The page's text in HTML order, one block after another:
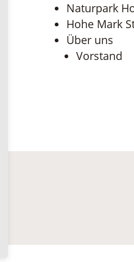
Naturpark
Hohe Mark
Über uns
Vorstand